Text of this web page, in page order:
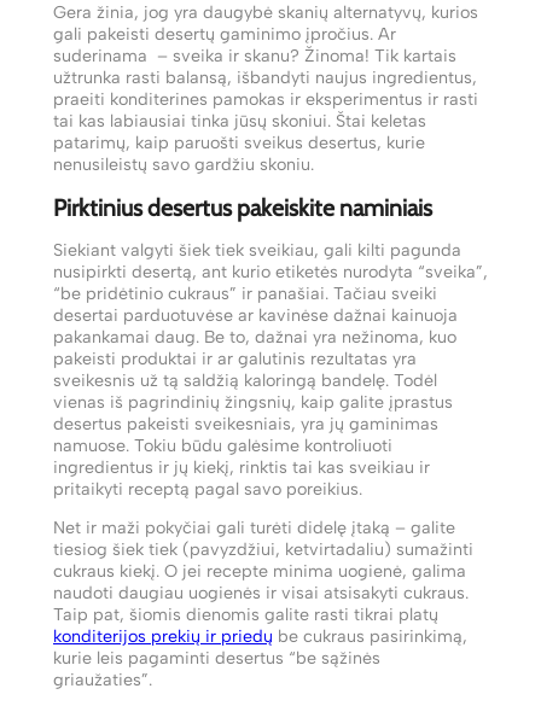
Gera žinia, jog yra daugybė skanių alternatyvų, kurios
gali pakeisti desertų gaminimo įpročius. Ar
suderinama – sveika ir skanu? Žinoma! Tik kartais
užtrunka rasti balansą, išbandyti naujus ingredientus,
praeiti konditerines pamokas ir eksperimentus ir rasti
tai kas labiausiai tinka jūsų skoniui. Štai keletas
patarimų, kaip paruošti sveikus desertus, kurie
nenusileistų savo gardžiu skoniu.
Pirktinius desertus pakeiskite naminiais
Siekiant valgyti šiek tiek sveikiau, gali kilti pagunda
nusipirkti desertą, ant kurio etiketės nurodyta “sveika”,
“be pridėtinio cukraus” ir panašiai. Tačiau sveiki
desertai parduotuvėse ar kavinėse dažnai kainuoja
pakankamai daug. Be to, dažnai yra nežinoma, kuo
pakeisti produktai ir ar galutinis rezultatas yra
sveikesnis už tą saldžią kaloringą bandelę. Todėl
vienas iš pagrindinių žingsnių, kaip galite įprastus
desertus pakeisti sveikesniais, yra jų gaminimas
namuose. Tokiu būdu galėsime kontroliuoti
ingredientus ir jų kiekį, rinktis tai kas sveikiau ir
pritaikyti receptą pagal savo poreikius.
Net ir maži pokyčiai gali turėti didelę įtaką – galite
tiesiog šiek tiek (pavyzdžiui, ketvirtadaliu) sumažinti
cukraus kiekį. O jei recepte minima uogienė, galima
naudoti daugiau uogienės ir visai atsisakyti cukraus.
Taip pat, šiomis dienomis galite rasti tikrai platų
konditerijos prekių ir priedų be cukraus pasirinkimą,
kurie leis pagaminti desertus “be sąžinės
griaužaties”.